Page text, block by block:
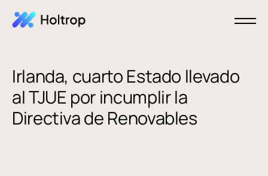
Irlanda, cuarto Estado llevado
al TJUE por incumplir la
Directiva de Renovables